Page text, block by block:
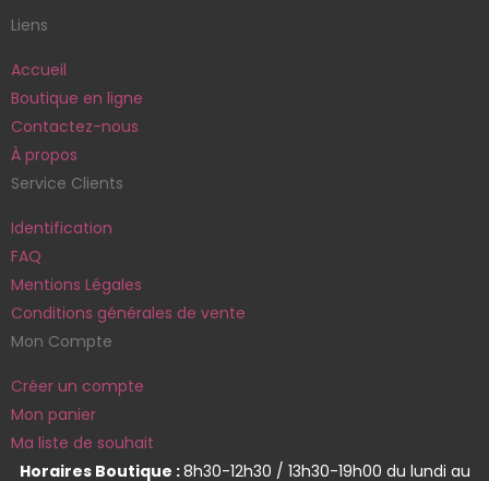
Liens
Accueil
Boutique en ligne
Contactez-nous
À propos
Service Clients
Identification
FAQ
Mentions Légales
Conditions générales de vente
Mon Compte
Créer un compte
Mon panier
Ma liste de souhait
Horaires Boutique :8h30-12h30 / 13h30-19h00 du lundi au